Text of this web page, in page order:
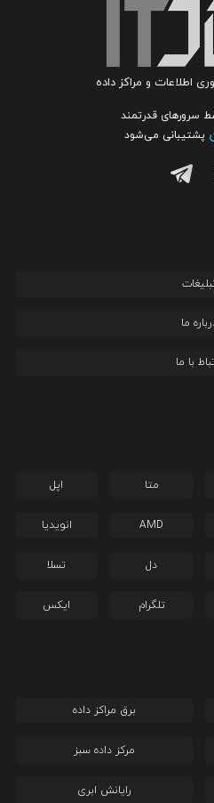
اطلاعات و مراکز داده
سرورهای قدرتمند
پشتیبانی می‌شود
ما
با ما
متا اپل
AMD انویدیا
دل تسلا
تلگرام ایکس
برق مراکز داده
مرکز داده سبز
رایانش ابری